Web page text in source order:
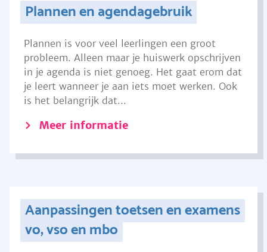
Plannen en agendagebruik
Plannen is voor veel leerlingen een groot
probleem. Alleen maar je huiswerk opschrijven
in je agenda is niet genoeg. Het gaat erom dat
je leert wanneer je aan iets moet werken. Ook
is het belangrijk dat...
Meer informatie
Aanpassingen toetsen en examens
vo, vso en mbo